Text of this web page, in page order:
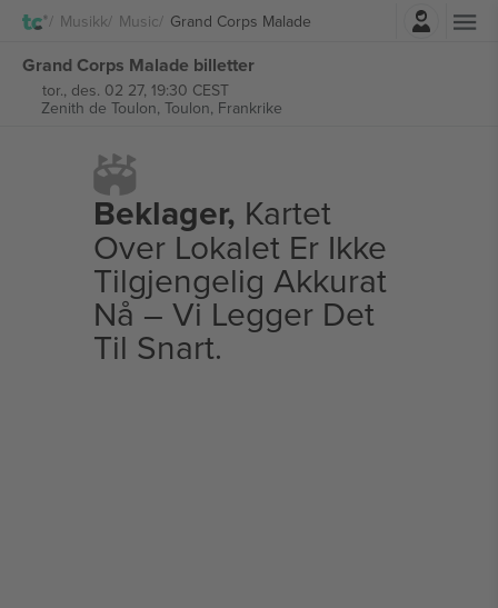
Musikk Music Grand Corps Malade
Logg Inn
Grand Corps Malade billetter
tor., des. 02 27, 19:30 CEST
Zenith de Toulon, Toulon, Frankrike
Beklager, Kartet
Over Lokalet Er Ikke
Tilgjengelig Akkurat
Nå – Vi Legger Det
Til Snart.